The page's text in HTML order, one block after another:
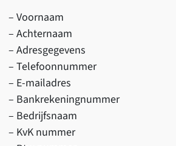
– Voornaam
– Achternaam
– Adresgegevens
– Telefoonnummer
– E-mailadres
– Bankrekeningnummer
– Bedrijfsnaam
– KvK nummer